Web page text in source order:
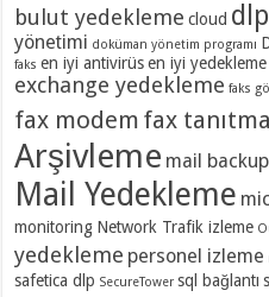
bulut yedekleme cloud dlp
yönetimi doküman yönetim programı
faks en iyi antivirüs en iyi yedekleme
exchange yedekleme faks
fax modem fax tanıtma
Arşivleme mail backup
Mail Yedekleme
monitoring Network Trafik izleme
yedekleme personel izleme
safetica dlp SecureTower sql bağlantı